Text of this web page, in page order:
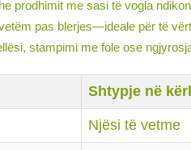
prodhimit me sasi të vogla
pas blerjes—ideale për të
stampimi me fole ose
Shtypje në
Njësi të vetme